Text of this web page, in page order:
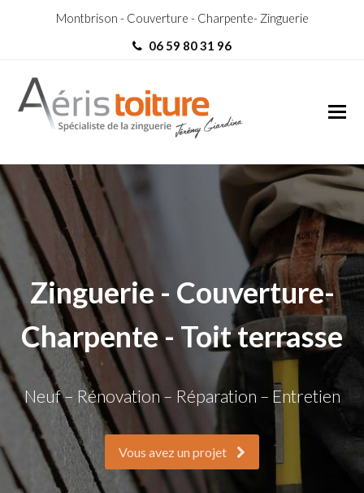
Montbrison - Couverture - Charpente- Zinguerie
06 59 80 31 96
Toit-Terrasse Le Coteau
Zinguerie - Couverture-
Charpente - Toit terrasse
Neuf – Rénovation – Réparation – Entretien
Vous avez un projet